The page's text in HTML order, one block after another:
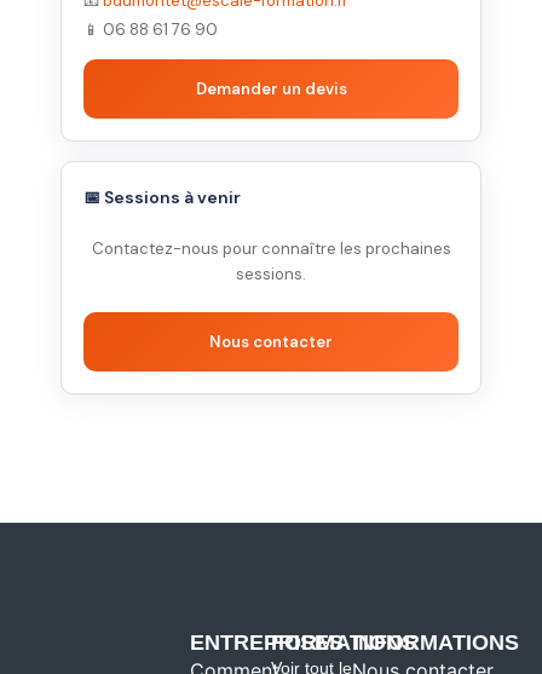
📱 06 88 61 76 90
Demander un devis
📅 Sessions à venir
Contactez-nous pour connaître les prochaines
sessions.
Nous contacter
FORMATIONS
Voir tout le
ENTREPRISES INFORMATIONS